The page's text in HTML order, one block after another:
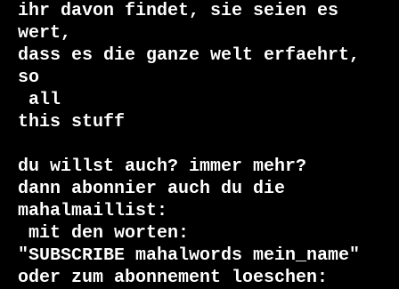
ihr davon findet, sie seien es
wert,
dass es die ganze welt erfaehrt,
this stuff
du willst auch? immer mehr?
dann abonnier auch du die
"SUBSCRIBE mahalwords mein_name"
oder zum abonnement loeschen: